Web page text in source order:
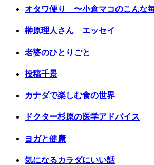
オタワ便り 〜小倉マコのこんな
榊原理人さん エッセイ
老婆のひとりごと
投稿千景
カナダで楽しむ食の世界
ドクター杉原の医学アドバイス
ヨガと健康
気になるカラダにいい話